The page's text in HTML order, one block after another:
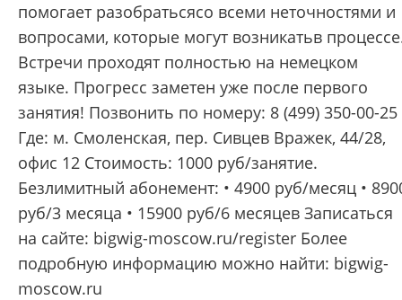
помогает разобратьсясо всеми неточностями и
вопросами, которые могут возникатьв
Встречи проходят полностью на немецком
языке. Прогресс заметен уже после первого
занятия! Позвонить по номеру: 8 (499) 350-00-25
Где: м. Смоленская, пер. Сивцев Вражек, 44/28,
офис 12 Стоимость: 1000 руб/занятие.
Безлимитный абонемент: • 4900 руб/месяц •
руб/3 месяца • 15900 руб/6 месяцев Записаться
на сайте: bigwig-moscow.ru/register Более
подробную информацию можно найти: bigwig-
moscow.ru